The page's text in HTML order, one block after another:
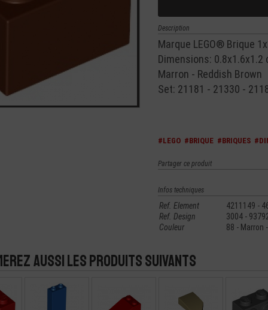
Description
Marque LEGO® Brique
Dimensions: 0.8x1.6x1.2
Marron - Reddish Brown
Set: 21181 - 21330 -
#LEGO #BRIQUE #BRIQUES
Partager ce produit
Infos techniques
Ref. Element
4211149 -
Ref. Design
3004 -
Couleur
88 - Marron
aussi les produits suivants